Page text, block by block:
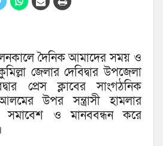
দৈনিক আমাদের সময় ও
জেলার দেবিদ্বার উপজেলা
প্রেস ক্লাবের সাংগঠনিক
উপর সন্ত্রাসী হামলার
সমাবেশ ও মানববন্ধন করে